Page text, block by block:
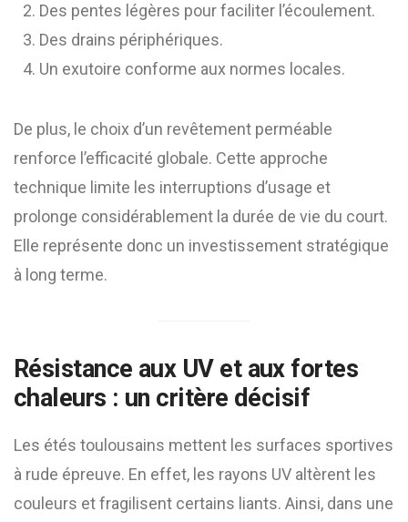
Des pentes légères pour faciliter l’écoulement.
Des drains périphériques.
Un exutoire conforme aux normes locales.
De plus, le choix d’un revêtement perméable
renforce l’efficacité globale. Cette approche
technique limite les interruptions d’usage et
prolonge considérablement la durée de vie du court.
Elle représente donc un investissement stratégique
à long terme.
Résistance aux UV et aux fortes
chaleurs : un critère décisif
Les étés toulousains mettent les surfaces sportives
à rude épreuve. En effet, les rayons UV altèrent les
couleurs et fragilisent certains liants. Ainsi, dans une